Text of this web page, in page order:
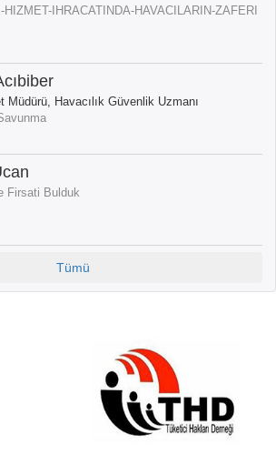
IHRACATINDA-HAVACILARIN-ZAFERI
Müdürü, Havacılık Güvenlik Uzmanı
Firsati Bulduk
Tümü